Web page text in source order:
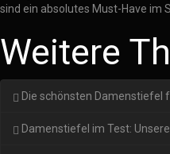
sind ein absolutes Must-Have im
Weitere
Die schönsten Damenstiefel
Damenstiefel im Test: